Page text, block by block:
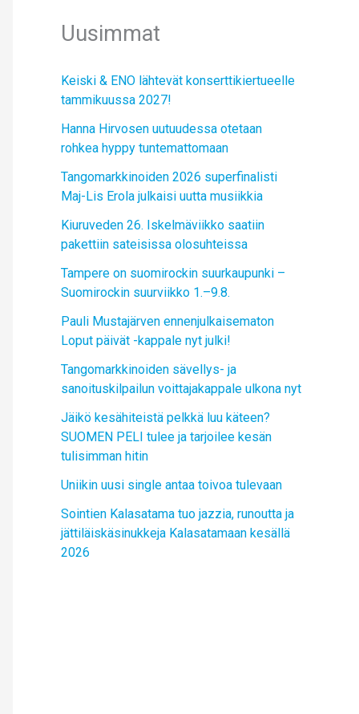
Uusimmat
Keiski & ENO lähtevät konserttikiertueelle
tammikuussa 2027!
Hanna Hirvosen uutuudessa otetaan
rohkea hyppy tuntemattomaan
Tangomarkkinoiden 2026 superfinalisti
Maj-Lis Erola julkaisi uutta musiikkia
Kiuruveden 26. Iskelmäviikko saatiin
pakettiin sateisissa olosuhteissa
Tampere on suomirockin suurkaupunki –
Suomirockin suurviikko 1.–9.8.
Pauli Mustajärven ennenjulkaisematon
Loput päivät -kappale nyt julki!
Tangomarkkinoiden sävellys- ja
sanoituskilpailun voittajakappale ulkona nyt
Jäikö kesähiteistä pelkkä luu käteen?
SUOMEN PELI tulee ja tarjoilee kesän
tulisimman hitin
Uniikin uusi single antaa toivoa tulevaan
Sointien Kalasatama tuo jazzia, runoutta ja
jättiläiskäsinukkeja Kalasatamaan kesällä
2026